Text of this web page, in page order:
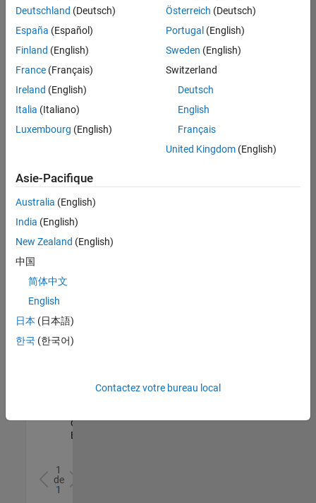
descriptions
poste
n’ont
pas
été
traduites.
Effectuez
lieu
pour
l’ensemble
des
opportunités
votre
région.
Senior Software Quality Engineer
Senior
Engineer
qualité |
Expérimenté(e)
1
de
1
Deutschland (Deutsch)
España (Español)
Finland (English)
France (Français)
Ireland (English)
Italia (Italiano)
Luxembourg (English)
Österreich (Deutsch)
Portugal (English)
Sweden (English)
Switzerland
Deutsch
English
Français
United Kingdom(English)
Asie-Pacifique
Australia (English)
India (English)
New Zealand (English)
中国
简体中文
English
日本 (日本語)
한국 (한국어)
Contactez votre bureau local